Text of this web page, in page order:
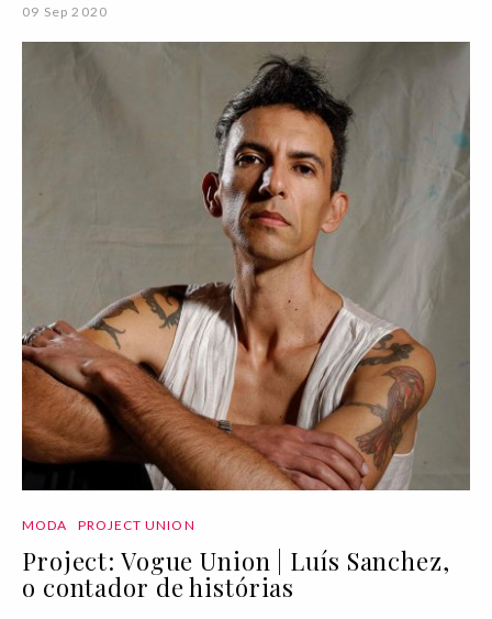
09 Sep 2020
MODA PROJECT UNION
Project: Vogue Union | Luís Sanchez,
o contador de histórias